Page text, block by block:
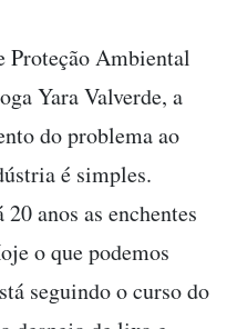
Proteção Ambiental
Yara Valverde, a
do problema ao
é simples.
anos as enchentes
o que podemos
seguindo o curso do